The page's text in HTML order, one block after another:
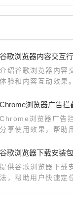
谷歌浏览器内容交互
介绍谷歌浏览器内容
体验和内容互动效果。
Chrome浏览器广告拦
Chrome浏览器广告
分享使用效果，帮助
谷歌浏览器下载安装
提供谷歌浏览器下载
法，帮助用户快速定